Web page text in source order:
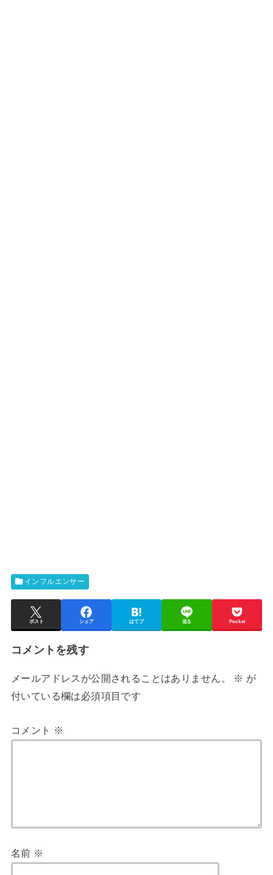
インフルエンサー
ポスト シェア はてブ 送る Pocket
コメントを残す
メールアドレスが公開されることはありません。 ※ が
付いている欄は必須項目です
コメント ※
名前 ※